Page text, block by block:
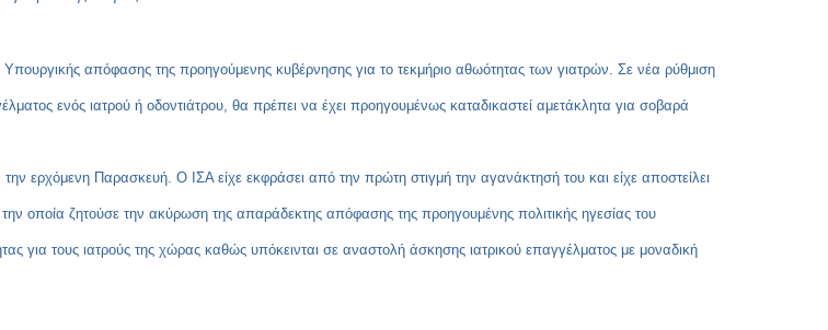
απόφασης της προηγούμενης κυβέρνησης για το τεκμήριο αθωότητας των γιατρών. Σε νέα ρύθμιση
ενός ιατρού ή οδοντιάτρου, θα πρέπει να έχει προηγουμένως καταδικαστεί αμετάκλητα για σοβαρά
ερχόμενη Παρασκευή. Ο ΙΣΑ είχε εκφράσει από την πρώτη στιγμή την αγανάκτησή του και είχε αποστείλει
οποία ζητούσε την ακύρωση της απαράδεκτης απόφασης της προηγουμένης πολιτικής ηγεσίας του
για τους ιατρούς της χώρας καθώς υπόκεινται σε αναστολή άσκησης ιατρικού επαγγέλματος με μοναδική